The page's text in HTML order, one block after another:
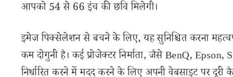
आपको 54 से 66 इंच की छवि मिलेगी।
इमेज पिक्सेलेशन से बचने के लिए, यह सुनिश्चित करना
कम दोगुनी है। कई प्रोजेक्टर निर्माता, जैसे BenQ,